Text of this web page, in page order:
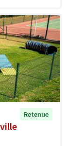
Retenue